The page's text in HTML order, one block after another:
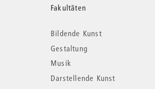
Weitere
Fakultäten
Bildende Kunst
Gestaltung
Musik
Darstellende Kunst